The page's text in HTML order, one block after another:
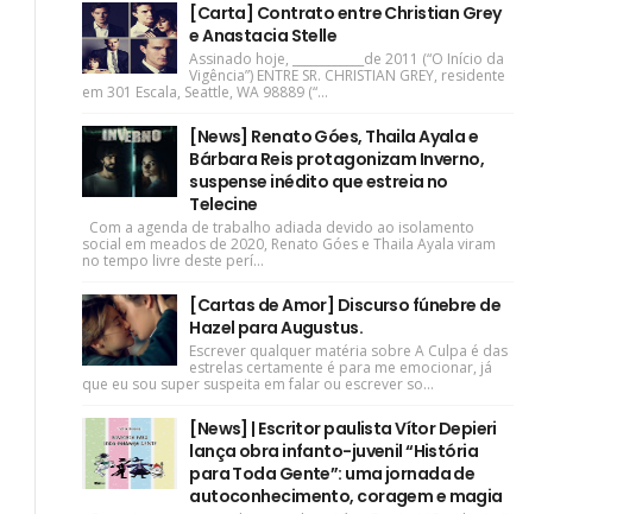
[Carta] Contrato entre Christian Grey
e Anastacia Stelle
Assinado hoje, ____________de 2011 (“O Início da
Vigência”) ENTRE SR. CHRISTIAN GREY, residente
em 301 Escala, Seattle, WA 98889 (“...
[News] Renato Góes, Thaila Ayala e
Bárbara Reis protagonizam Inverno,
suspense inédito que estreia no
Telecine
Com a agenda de trabalho adiada devido ao isolamento
social em meados de 2020, Renato Góes e Thaila Ayala viram
no tempo livre deste perí...
[Cartas de Amor] Discurso fúnebre de
Hazel para Augustus.
Escrever qualquer matéria sobre A Culpa é das
estrelas certamente é para me emocionar, já
que eu sou super suspeita em falar ou escrever so...
[News] | Escritor paulista Vítor Depieri
lança obra infanto-juvenil “História
para Toda Gente”: uma jornada de
autoconhecimento, coragem e magia